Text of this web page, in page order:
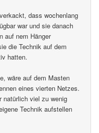
dass wochenlang
war und sie danach
auf nem Hänger
die Technik auf dem
hatten.
wäre auf dem Masten
eines vierten Netzes.
natürlich viel zu wenig
Technik aufstellen